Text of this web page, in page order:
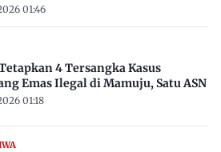
01:46
4 Tersangka Kasus
Emas Ilegal di Mamuju, Satu ASN
01:18